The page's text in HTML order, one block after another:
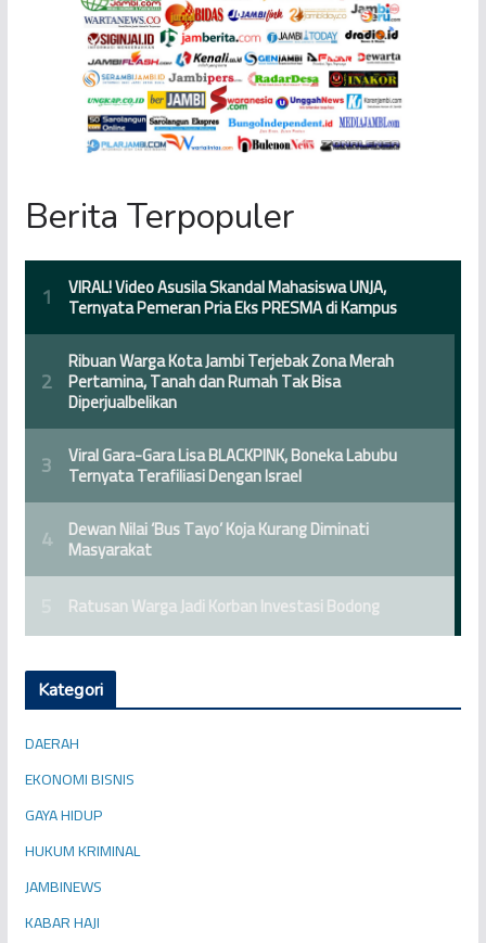
Berita Terpopuler
Kategori
DAERAH
EKONOMI BISNIS
GAYA HIDUP
HUKUM KRIMINAL
JAMBINEWS
KABAR HAJI